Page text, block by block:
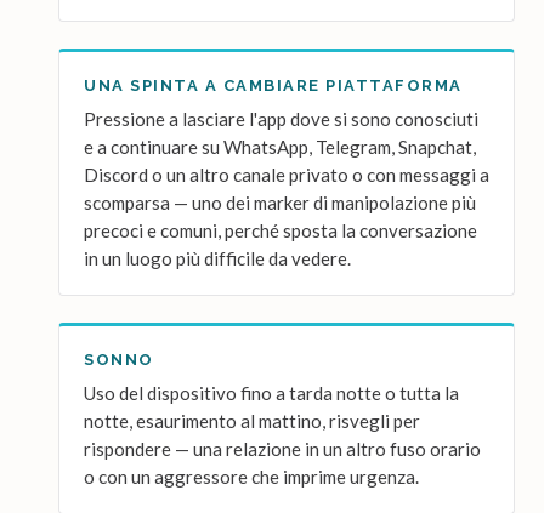
UNA SPINTA A CAMBIARE PIATTAFORMA
Pressione a lasciare l'app dove si sono conosciuti
e a continuare su WhatsApp, Telegram, Snapchat,
Discord o un altro canale privato o con messaggi a
scomparsa — uno dei marker di manipolazione più
precoci e comuni, perché sposta la conversazione
in un luogo più difficile da vedere.
SONNO
Uso del dispositivo fino a tarda notte o tutta la
notte, esaurimento al mattino, risvegli per
rispondere — una relazione in un altro fuso orario
o con un aggressore che imprime urgenza.